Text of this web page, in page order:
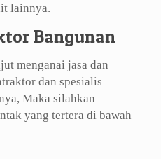
lainnya.
Bangunan
menganai jasa dan
dan spesialis
Maka silahkan
yang tertera di bawah